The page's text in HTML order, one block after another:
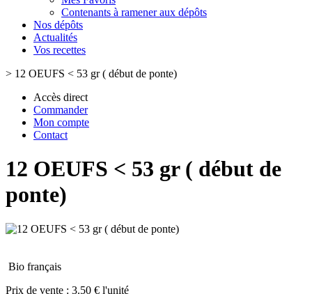
Contenants à ramener aux dépôts
Nos dépôts
Actualités
Vos recettes
> 12 OEUFS < 53 gr ( début de ponte)
Accès direct
Commander
Mon compte
Contact
12 OEUFS < 53 gr ( début de
ponte)
Bio français
Prix de vente : 3.50 € l'unité